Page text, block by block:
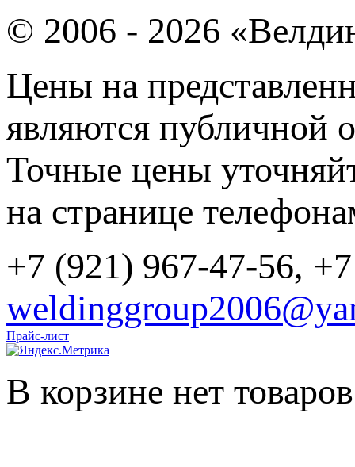
© 2006 - 2026
Цены на
являются публичной
Точные цены
на странице
+7 (921) 967-47-56,
Прайс-лист
В корзине нет товаров